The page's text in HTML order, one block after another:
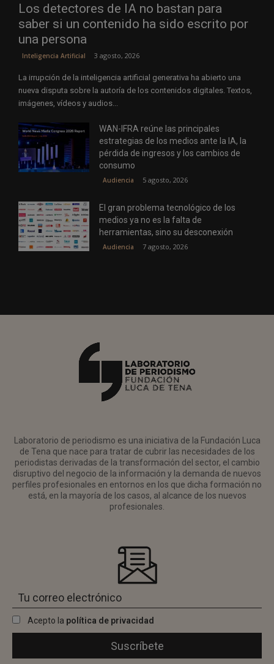
Los detectores de IA no bastan para
saber si un contenido ha sido escrito por
una persona
Inteligencia Artificial 3 agosto, 2026
La irrupción de la inteligencia artificial generativa ha abierto una
nueva disputa sobre la autoría de los contenidos digitales. Textos,
imágenes, vídeos y audios...
WAN-IFRA reúne las principales
estrategias de los medios ante la IA, la
pérdida de ingresos y los cambios de
consumo
Audiencia 5 agosto, 2026
El gran problema tecnológico de los
medios ya no es la falta de
herramientas, sino su desconexión
Audiencia 7 agosto, 2026
Laboratorio de periodismo es una iniciativa de la Fundación Luca
de Tena que nace para tratar de cubrir las necesidades de los
periodistas derivadas de la transformación del sector, el cambio
disruptivo del negocio de la información y la demanda de nuevos
perfiles profesionales en entornos en los que dicha formación no
está, en la mayoría de los casos, al alcance de los nuevos
profesionales.
Acepto la política de privacidad